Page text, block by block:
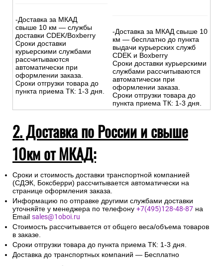
-Доставка за МКАД
свыше 10 км — службы
доставки CDEK/Boxberry
Сроки доставки
курьерскими службами
рассчитываются
автоматически при
оформлении заказа.
Сроки отгрузки товара до
пункта приема ТК: 1-3 дня.
-Доставка за МКАД свыше 10
км — бесплатно до пункта
выдачи курьерских служб
CDEK и Boxberry
Сроки доставки курьерскими
службами рассчитываются
автоматически при
оформлении заказа.
Сроки отгрузки товара до
пункта приема ТК: 1-3 дня.
2. Доставка по России и свыше
10км от МКАД:
Сроки и стоимость доставки транспортной компанией
(СДЭК, Боксберри) рассчитывается автоматически на
странице оформления заказа.
Информацию по отправке другими службами доставки
уточняйте у менеджера по телефону +7(495)128-48-87 на
Email sales@1oboi.ru
Стоимость рассчитывается от общего веса/объема товаров
в заказе.
Сроки отгрузки товара до пункта приема ТК: 1-3 дня.
Доставка до транспортных компаний — Бесплатно